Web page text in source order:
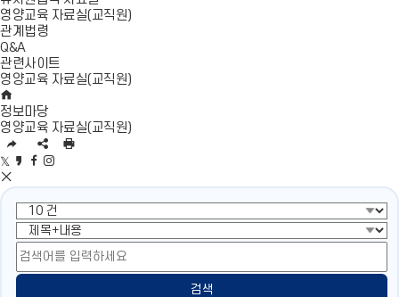
닫
기
영양교육 자료실(교직원)
관계법령
Q&A
관련사이트
영양교육 자료실(교직원)
H
O
M
E
정보마당
영양교육 자료실(교직원)
R
사
S
N
유
영
역
펼
치
인
트
위
터
유
카
스
토
리
공
유
페
북
공
유
인
그
램
공
유
S
공
유
영
역
검색